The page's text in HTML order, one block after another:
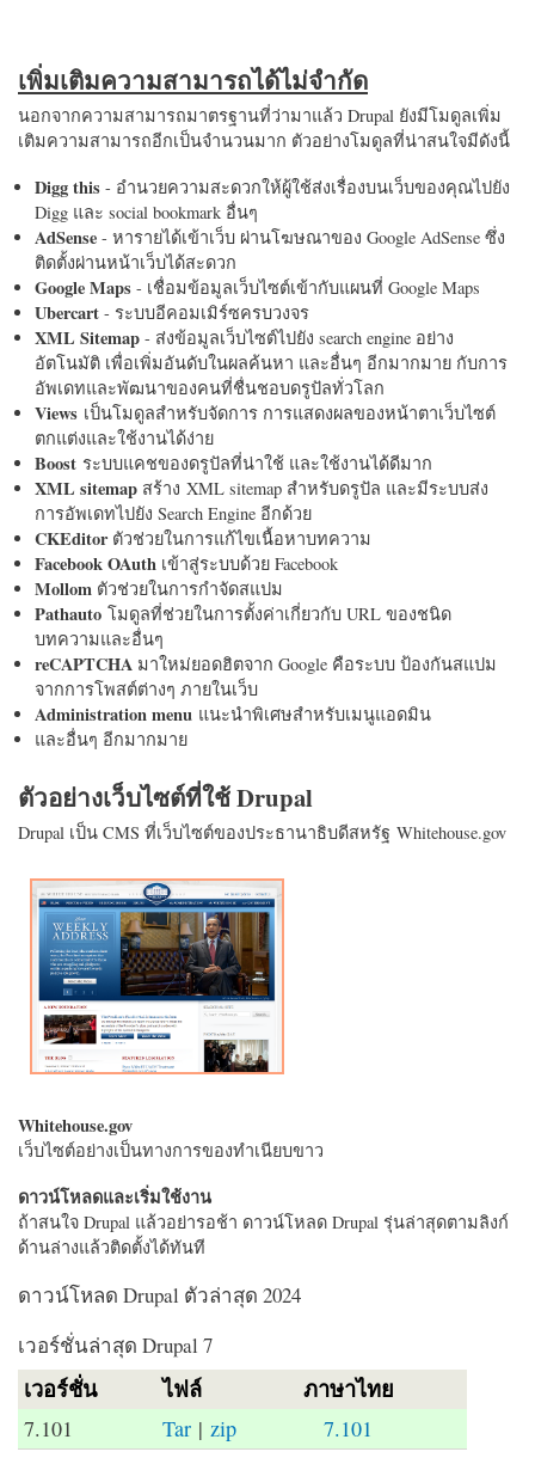
เพิ่มเติมความสามารถได้ไม่จำกัด
นอกจากความสามารถมาตรฐานที่ว่ามาแล้ว Drupal ยังมีโมดูลเพิ่ม
เติมความสามารถอีกเป็นจำนวนมาก ตัวอย่างโมดูลที่น่าสนใจมีดังนี้
Digg this - อำนวยความสะดวกให้ผู้ใช้ส่งเรื่องบนเว็บของคุณไปยัง
Digg และ social bookmark อื่นๆ
AdSense - หารายได้เข้าเว็บ ผ่านโฆษณาของ Google AdSense ซึ่ง
ติดตั้งผ่านหน้าเว็บได้สะดวก
Google Maps - เชื่อมข้อมูลเว็บไซต์เข้ากับแผนที่ Google Maps
Ubercart - ระบบอีคอมเมิร์ซครบวงจร
XML Sitemap - ส่งข้อมูลเว็บไซต์ไปยัง search engine อย่าง
อัตโนมัติ เพื่อเพิ่มอันดับในผลค้นหา และอื่นๆ อีกมากมาย กับการ
อัพเดทและพัฒนาของคนที่ชื่นชอบดรูปัลทั่วโลก
Views เป็นโมดูลสำหรับจัดการ การแสดงผลของหน้าตาเว็บไซต์
ตกแต่งและใช้งานได้ง่าย
Boost ระบบแคชของดรูปัลที่น่าใช้ และใช้งานได้ดีมาก
XML sitemap สร้าง XML sitemap สำหรับดรูปัล และมีระบบส่ง
การอัพเดทไปยัง Search Engine อีกด้วย
CKEditorตัวช่วยในการแก้ไขเนื้อหาบทความ
Facebook OAuth เข้าสู่ระบบด้วย Facebook
Mollom ตัวช่วยในการกำจัดสแปม
Pathauto โมดูลที่ช่วยในการตั้งค่าเกี่ยวกับ URL ของชนิด
บทความและอื่นๆ
reCAPTCHA มาใหม่ยอดฮิตจาก Google คือระบบ ป้องกันสแปม
จากการโพสต์ต่างๆ ภายในเว็บ
Administration menu แนะนำพิเศษสำหรับเมนูแอดมิน
และอื่นๆ อีกมากมาย
ตัวอย่างเว็บไซต์ที่ใช้ Drupal
Drupal เป็น CMS ที่เว็บไซต์ของประธานาธิบดีสหรัฐ Whitehouse.gov
Whitehouse.gov
เว็บไซต์อย่างเป็นทางการของทำเนียบขาว
ดาวน์โหลดและเริ่มใช้งาน
ถ้าสนใจ Drupal แล้วอย่ารอช้า ดาวน์โหลด Drupal รุ่นล่าสุดตามลิงก์
ด้านล่างแล้วติดตั้งได้ทันที
ดาวน์โหลด Drupal ตัวล่าสุด 2024
เวอร์ชั่นล่าสุด Drupal 7
เวอร์ชั่น ไฟล์ ภาษาไทย
7.101 Tar |zip 7.101